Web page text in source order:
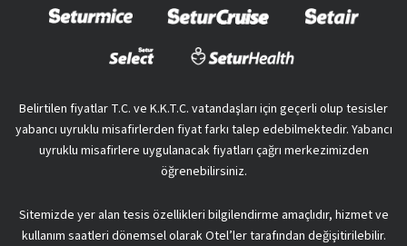
Belirtilen fiyatlar T.C. ve K.K.T.C. vatandaşları için geçerli olup tesisler
yabancı uyruklu misafirlerden fiyat farkı talep edebilmektedir. Yabancı
uyruklu misafirlere uygulanacak fiyatları çağrı merkezimizden
öğrenebilirsiniz.
Sitemizde yer alan tesis özellikleri bilgilendirme amaçlıdır, hizmet ve
kullanım saatleri dönemsel olarak Otel’ler tarafından değişitirilebilir.